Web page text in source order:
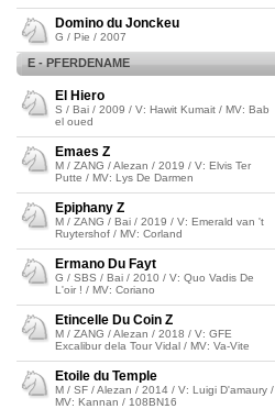
Domino du Jonckeu
G / Pie / 2007
E - PFERDENAME
El Hiero
S / Bai / 2009 / V: Hawit Kumait / MV: Bab
el oued
Emaes Z
M / ZANG / Alezan / 2019 / V: Elvis Ter
Putte / MV: Lys De Darmen
Epiphany Z
M / ZANG / Bai / 2019 / V: Emerald van 't
Ruytershof / MV: Corland
Ermano Du Fayt
G / SBS / Bai / 2010 / V: Quo Vadis De
L'oir ! / MV: Coriano
Etincelle Du Coin Z
M / ZANG / Alezan / 2018 / V: GFE
Excalibur dela Tour Vidal / MV: Va-Vite
Etoile du Temple
M / SF / Alezan / 2014 / V: Luigi D'amaury /
MV: Kannan / 108BN16